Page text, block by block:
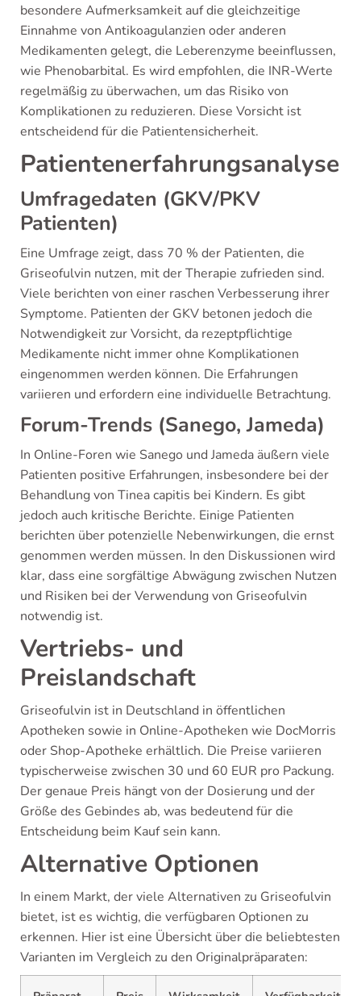
besondere Aufmerksamkeit auf die gleichzeitige
Einnahme von Antikoagulanzien oder anderen
Medikamenten gelegt, die Leberenzyme beeinflussen,
wie Phenobarbital. Es wird empfohlen, die INR-Werte
regelmäßig zu überwachen, um das Risiko von
Komplikationen zu reduzieren. Diese Vorsicht ist
entscheidend für die Patientensicherheit.
Patientenerfahrungsanalyse
Umfragedaten (GKV/PKV
Patienten)
Eine Umfrage zeigt, dass 70 % der Patienten, die
Griseofulvin nutzen, mit der Therapie zufrieden sind.
Viele berichten von einer raschen Verbesserung ihrer
Symptome. Patienten der GKV betonen jedoch die
Notwendigkeit zur Vorsicht, da rezeptpflichtige
Medikamente nicht immer ohne Komplikationen
eingenommen werden können. Die Erfahrungen
variieren und erfordern eine individuelle Betrachtung.
Forum-Trends (Sanego, Jameda)
In Online-Foren wie Sanego und Jameda äußern viele
Patienten positive Erfahrungen, insbesondere bei der
Behandlung von Tinea capitis bei Kindern. Es gibt
jedoch auch kritische Berichte. Einige Patienten
berichten über potenzielle Nebenwirkungen, die ernst
genommen werden müssen. In den Diskussionen wird
klar, dass eine sorgfältige Abwägung zwischen Nutzen
und Risiken bei der Verwendung von Griseofulvin
notwendig ist.
Vertriebs- und
Preislandschaft
Griseofulvin ist in Deutschland in öffentlichen
Apotheken sowie in Online-Apotheken wie DocMorris
oder Shop-Apotheke erhältlich. Die Preise variieren
typischerweise zwischen 30 und 60 EUR pro Packung.
Der genaue Preis hängt von der Dosierung und der
Größe des Gebindes ab, was bedeutend für die
Entscheidung beim Kauf sein kann.
Alternative Optionen
In einem Markt, der viele Alternativen zu Griseofulvin
bietet, ist es wichtig, die verfügbaren Optionen zu
erkennen. Hier ist eine Übersicht über die beliebtesten
Varianten im Vergleich zu den Originalpräparaten: